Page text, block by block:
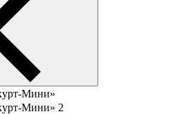
Мини»
Мини» 2